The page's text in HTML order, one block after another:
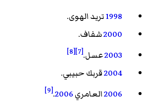
1998تريد الهوى.
2000شفاف.
2003عسل.[7]
[8]
2004قربك حبيبي.
2006العامري2006
.
[9]